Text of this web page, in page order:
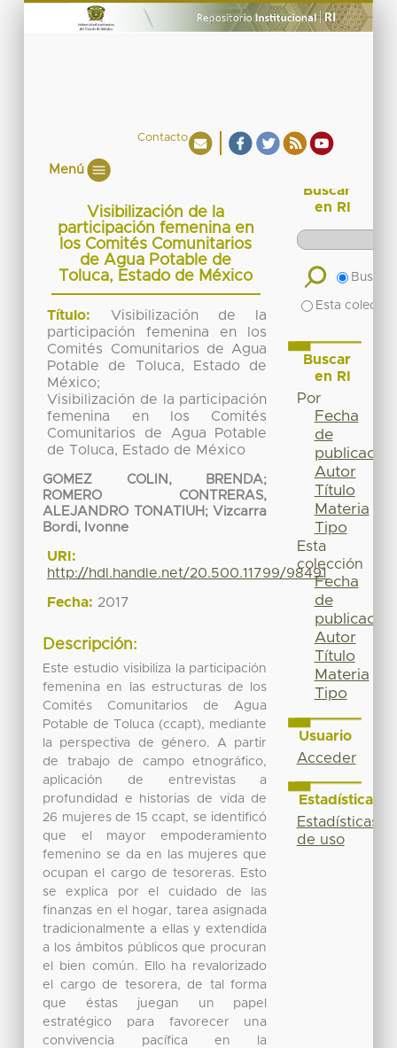
Contacto
Menú
Visibilización de la
participación femenina en
los Comités Comunitarios
de Agua Potable de
Toluca, Estado de México
Título:
Visibilización de la
participación femenina en los
Comités Comunitarios de Agua
Potable de Toluca, Estado de
México;
Visibilización de la participación
femenina en los Comités
Comunitarios de Agua Potable
de Toluca, Estado de México
GOMEZ COLIN, BRENDA;
ROMERO CONTRERAS,
ALEJANDRO TONATIUH ; Vizcarra
Bordi, Ivonne
URI:
http://hdl.handle.net/20.500.11799/98491
Fecha: 2017
Descripción:
Este estudio visibiliza la participación
femenina en las estructuras de los
Comités Comunitarios de Agua
Potable de Toluca (ccapt), mediante
la perspectiva de género. A partir
de trabajo de campo etnográfico,
aplicación de entrevistas a
profundidad e historias de vida de
26 mujeres de 15 ccapt, se identificó
que el mayor empoderamiento
femenino se da en las mujeres que
ocupan el cargo de tesoreras. Esto
se explica por el cuidado de las
finanzas en el hogar, tarea asignada
tradicionalmente a ellas y extendida
a los ámbitos públicos que procuran
el bien común. Ello ha revalorizado
el cargo de tesorera, de tal forma
que éstas juegan un papel
estratégico para favorecer una
convivencia pacífica en la
Buscar
en RI
Buscar
Esta
Buscar
en RI
Por
Fecha
de
publicación
Autor
Título
Materia
Tipo
Esta
colección
Fecha
de
publicación
Autor
Título
Materia
Tipo
Usuario
Acceder
Estadísticas
Estadísticas
de uso